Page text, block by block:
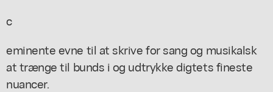
c
eminente evne til at skrive for sang og musikalsk
at trænge til bunds i og udtrykke digtets fineste
nuancer.